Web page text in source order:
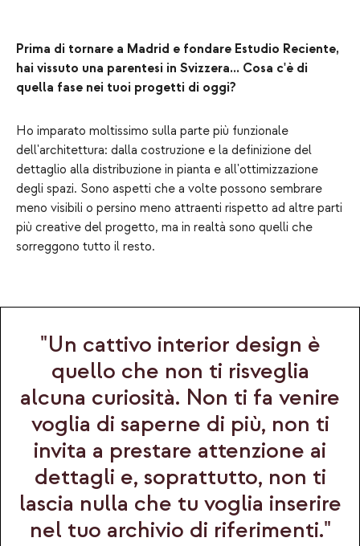
Prima di tornare a Madrid e fondare Estudio Reciente,
hai vissuto una parentesi in Svizzera... Cosa c'è di
quella fase nei tuoi progetti di oggi?
Ho imparato moltissimo sulla parte più funzionale
dell'architettura: dalla costruzione e la definizione del
dettaglio alla distribuzione in pianta e all'ottimizzazione
degli spazi. Sono aspetti che a volte possono sembrare
meno visibili o persino meno attraenti rispetto ad altre parti
più creative del progetto, ma in realtà sono quelli che
sorreggono tutto il resto.
"Un cattivo interior design è
quello che non ti risveglia
alcuna curiosità. Non ti fa venire
voglia di saperne di più, non ti
invita a prestare attenzione ai
dettagli e, soprattutto, non ti
lascia nulla che tu voglia inserire
nel tuo archivio di riferimenti."